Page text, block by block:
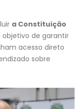
a Constituição
objetivo de garantir
acesso direto
sobre